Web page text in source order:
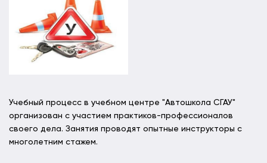
Учебный процесс в учебном центре "Автошкола СГАУ"
организован с участием практиков-профессионалов
своего дела. Занятия проводят опытные инструкторы с
многолетним стажем.